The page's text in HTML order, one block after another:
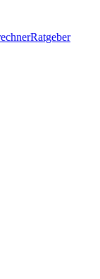
Ratgeber